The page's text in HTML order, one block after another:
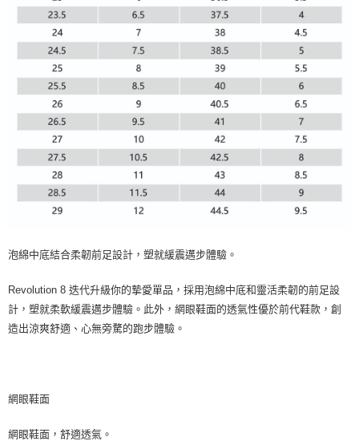
泡綿中底結合柔韌前足設計，塑就緩震邁步體驗。
Revolution 8 迭代升級你的摯愛單品，採用泡綿中底和靈活柔韌的前足設
計，塑就柔軟緩震邁步體驗。此外，網眼鞋面的透氣性優於前​​代鞋款，創
造出涼爽舒適、心無旁騖的跑步體驗。
網眼鞋面
網眼鞋面，舒適透氣。